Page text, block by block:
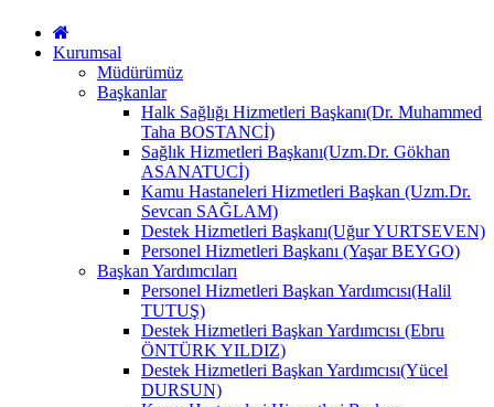
Kurumsal
Müdürümüz
Başkanlar
Halk Sağlığı Hizmetleri Başkanı(Dr. Muhammed
Taha BOSTANCİ)
Sağlık Hizmetleri Başkanı(Uzm.Dr. Gökhan
ASANATUCİ)
Kamu Hastaneleri Hizmetleri Başkan (Uzm.Dr.
Sevcan SAĞLAM)
Destek Hizmetleri Başkanı(Uğur YURTSEVEN)
Personel Hizmetleri Başkanı (Yaşar BEYGO)
Başkan Yardımcıları
Personel Hizmetleri Başkan Yardımcısı(Halil
TUTUŞ)
Destek Hizmetleri Başkan Yardımcısı (Ebru
ÖNTÜRK YILDIZ)
Destek Hizmetleri Başkan Yardımcısı(Yücel
DURSUN)